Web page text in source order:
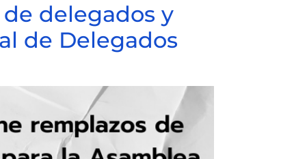
delegados y
de Delegados